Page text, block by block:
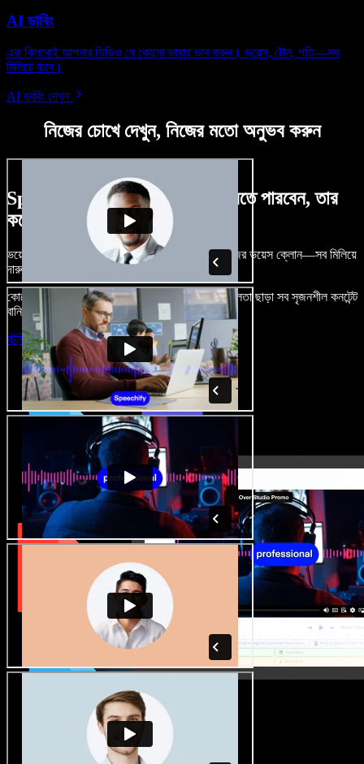
AI ডাবিং
এক ক্লিকেই আপনার ভিডিও যে কোনো ভাষায় ডাব করুন। ভয়েস, টোন, গতি—সব
মিলিয়ে যাবে।
AI ডাবিং দেখুন
নিজের চোখে দেখুন, নিজের মতো অনুভব করুন
Speechify Studio দিয়ে কী কী করতে পারবেন, তার
কয়েকটা উদাহরণ দেখুন
ভয়েসওভার, রয়্যালটি-ফ্রি ছবি, অডিও, ভিডিও যোগ, নিজের ভয়েস ক্লোন—সব মিলিয়ে
দারুণ মনে রাখার মতো অডিও-ভিডিও প্রজেক্ট বানান।
কোনো শেখার ঝামেলা নেই, শুধু ব্রাউজারে খুলুন—আর দুর্বলতা ছাড়া সব সৃজনশীল কনটেন্ট
বানিয়ে ফেলুন।
স্টুডিও চালু করুন